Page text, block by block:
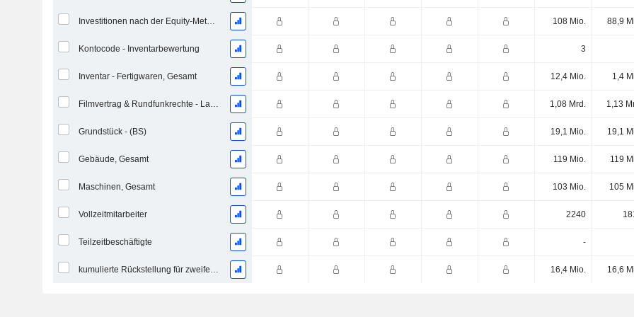
Investitionen nach der Equity-Methode, Gesamt 108 Mio. 88,9
Kontocode - Inventarbewertung 3
Inventar - Fertigwaren, Gesamt 12,4 Mio. 1,4
Filmvertrag & Rundfunkrechte - Langfristig, Gesamt 1,08 Mrd. 1,13
Grundstück - (BS) 19,1 Mio. 19,1
Gebäude, Gesamt 119 Mio. 119
Maschinen, Gesamt 103 Mio. 105
Vollzeitmitarbeiter 2240
Teilzeitbeschäftigte -
kumulierte Rückstellung für zweifelhafte Forderungen (Zusatz) 16,4 Mio. 16,6